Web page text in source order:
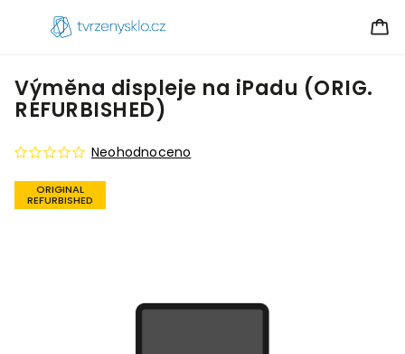
Výměna displeje na iPadu (ORIG.
REFURBISHED)
ORIGINAL
REFURBISHED
Neohodnoceno